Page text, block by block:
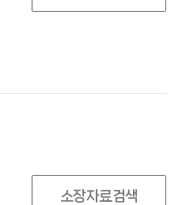
소장자료검색